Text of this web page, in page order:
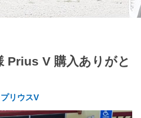
Prius V 購入ありがと
プリウスV